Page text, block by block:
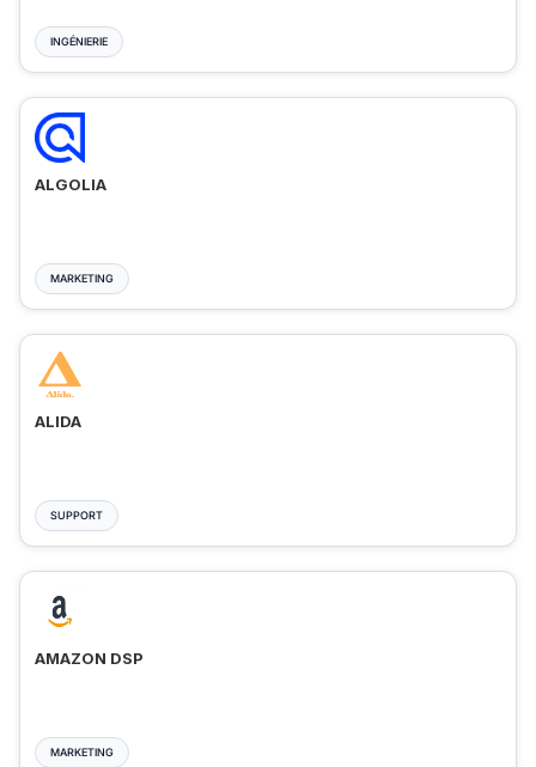
INGÉNIERIE
ALGOLIA
MARKETING
ALIDA
SUPPORT
AMAZON DSP
MARKETING